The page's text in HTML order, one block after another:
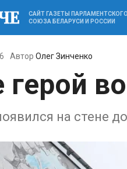
САЙТ ГАЗЕТЫ
СОЮЗА БЕЛАРУСИ И РОССИИ
Автор Олег Зинченко
герой
на стене